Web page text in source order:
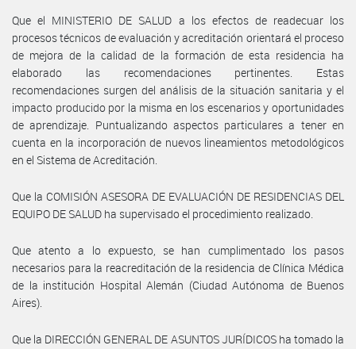
Que el MINISTERIO DE SALUD a los efectos de readecuar los
procesos técnicos de evaluación y acreditación orientará el proceso
de mejora de la calidad de la formación de esta residencia ha
elaborado las recomendaciones pertinentes. Estas
recomendaciones surgen del análisis de la situación sanitaria y el
impacto producido por la misma en los escenarios y oportunidades
de aprendizaje. Puntualizando aspectos particulares a tener en
cuenta en la incorporación de nuevos lineamientos metodológicos
en el Sistema de Acreditación.
Que la COMISIÓN ASESORA DE EVALUACIÓN DE RESIDENCIAS DEL
EQUIPO DE SALUD ha supervisado el procedimiento realizado.
Que atento a lo expuesto, se han cumplimentado los pasos
necesarios para la reacreditación de la residencia de Clínica Médica
de la institución Hospital Alemán (Ciudad Autónoma de Buenos
Aires).
Que la DIRECCIÓN GENERAL DE ASUNTOS JURÍDICOS ha tomado la